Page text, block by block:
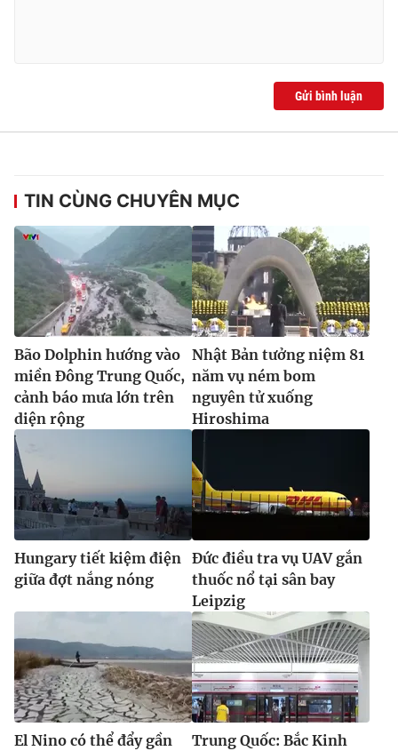
® Cấm sao chép dưới mọi hình thức nếu không có sự chấp
thuận bằng văn bản. Ghi rõ nguồn VTV.vn khi phát hành lại
thông tin từ website này.
Gửi bình luận
TIN CÙNG CHUYÊN MỤC
Bão Dolphin hướng vào
miền Đông Trung Quốc,
cảnh báo mưa lớn trên
diện rộng
Nhật Bản tưởng niệm 81
năm vụ ném bom
nguyên tử xuống
Hiroshima
Hungary tiết kiệm điện
giữa đợt nắng nóng
Đức điều tra vụ UAV gắn
thuốc nổ tại sân bay
Leipzig
El Nino có thể đẩy gần
Trung Quốc: Bắc Kinh